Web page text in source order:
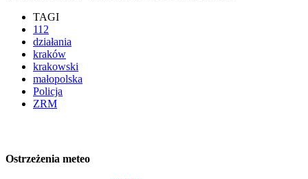
TAGI
112
działania
kraków
krakowski
małopolska
Policja
ZRM
Ostrzeżenia meteo